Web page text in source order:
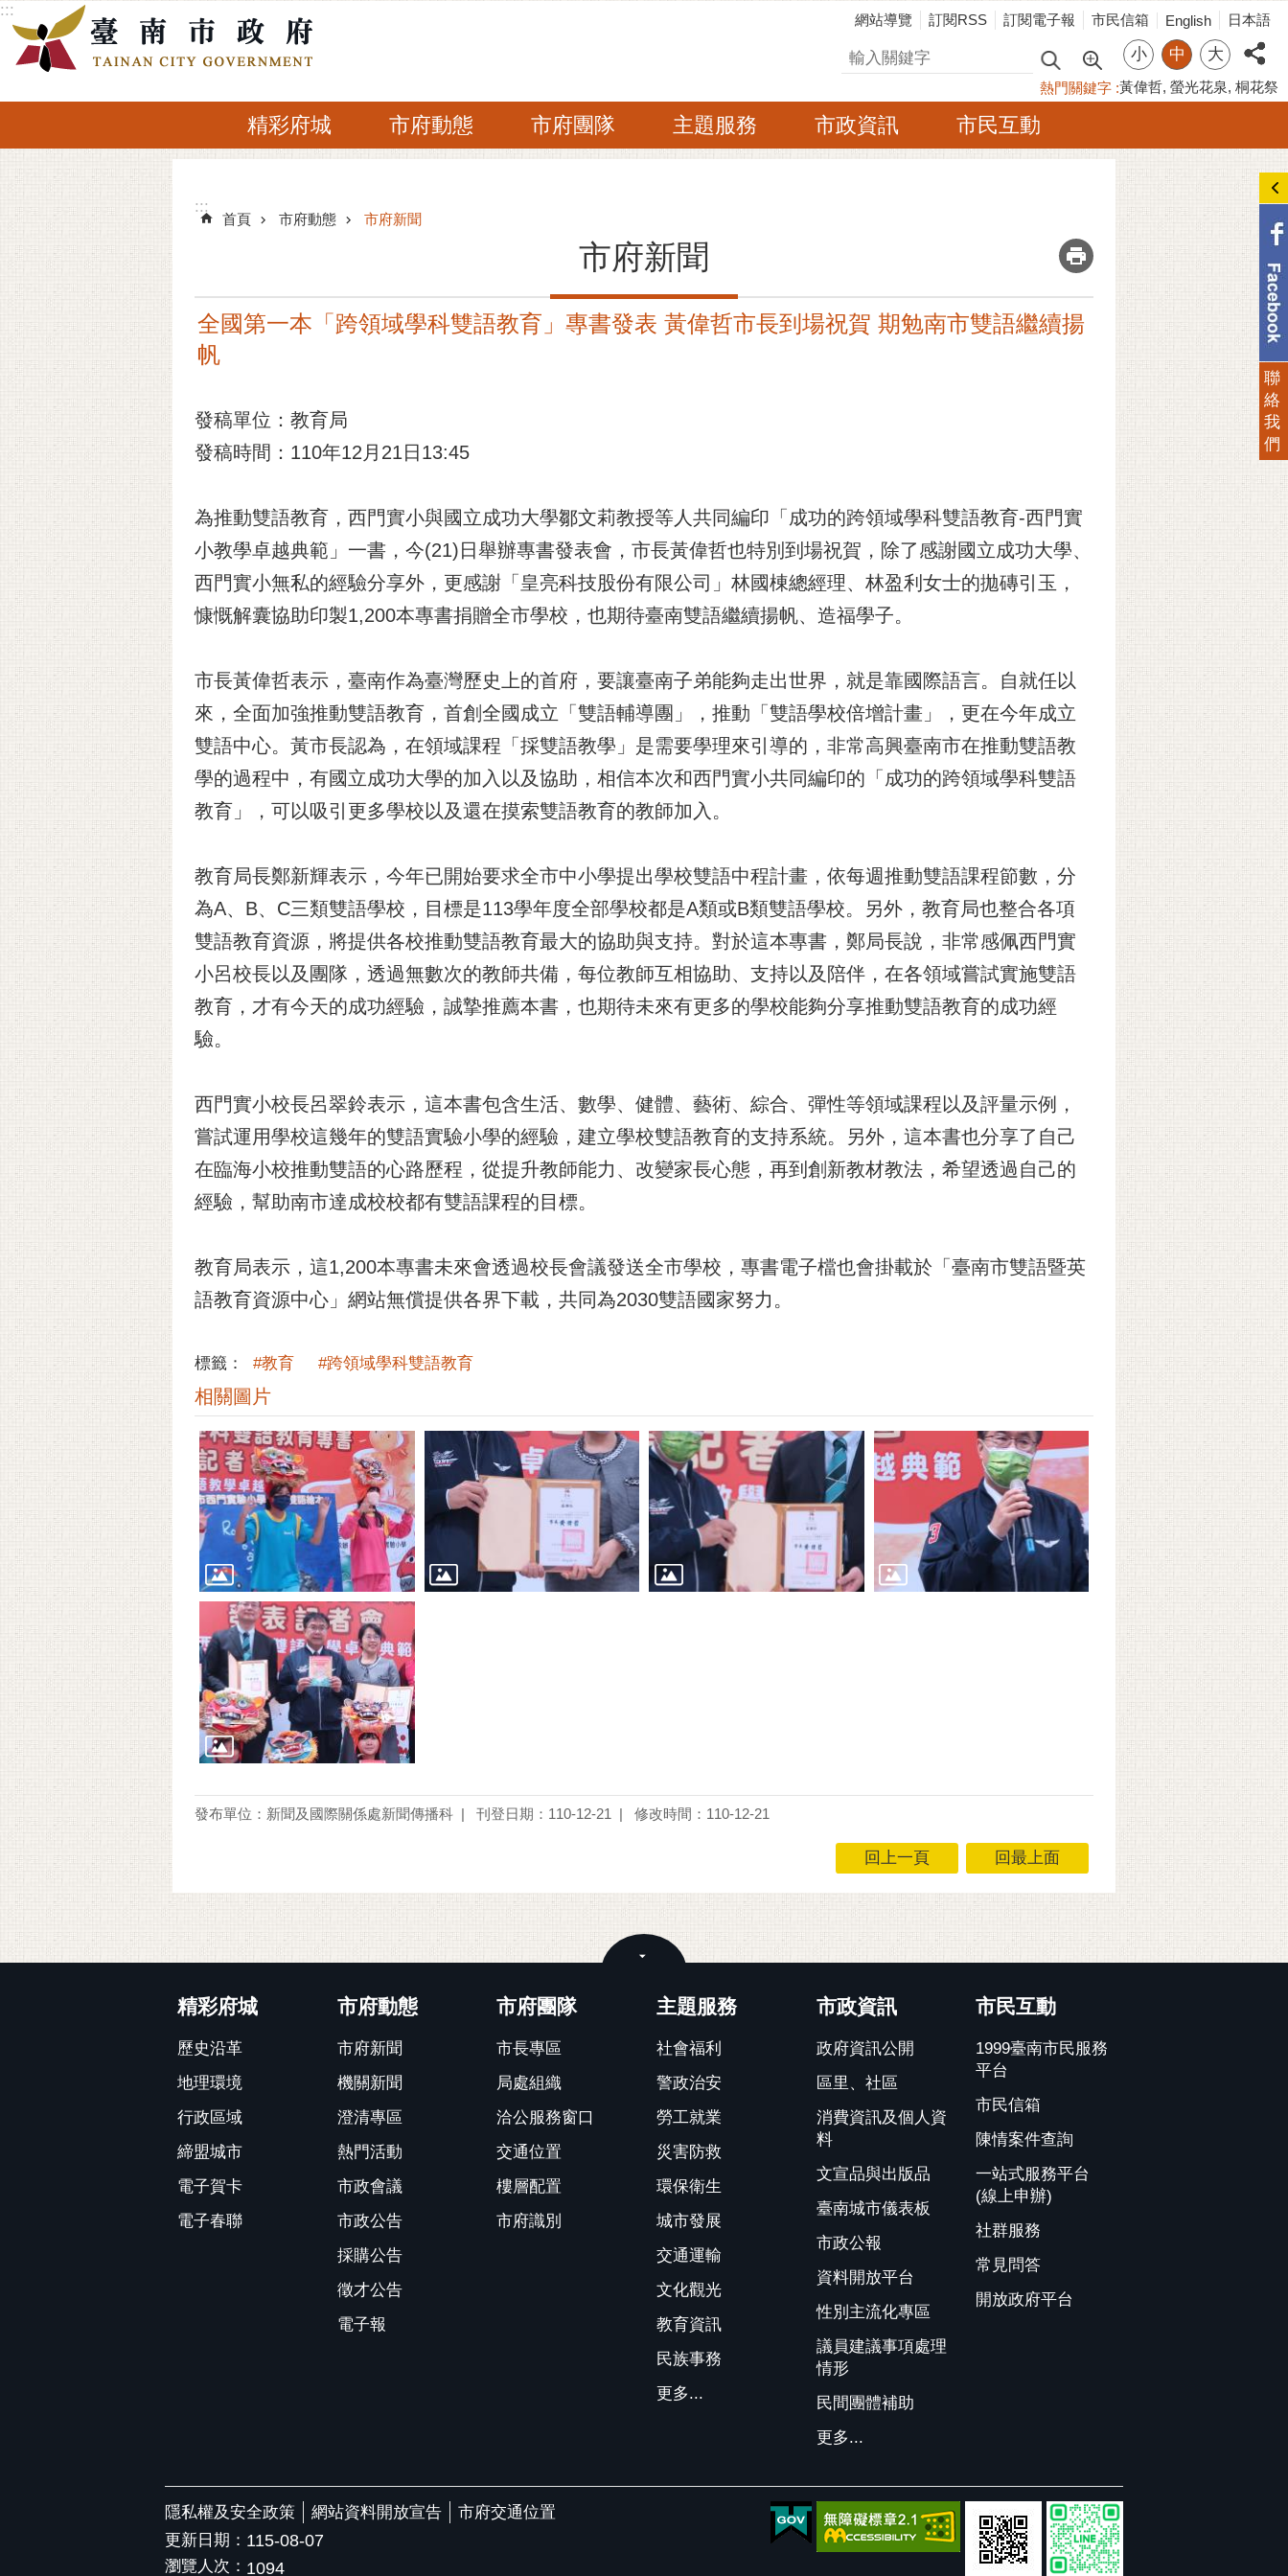
跳到主要內容區塊
:::
網站導覽 訂閱RSS 訂閱電子報 市民信箱 English 日本語
搜尋 小 中 大
熱門關鍵字 黃偉哲 螢光花泉 桐花祭
精彩府城 市府動態 市府團隊 主題服務 市政資訊 市民互動
:::
:::
首頁 市府動態 市府新聞
市府新聞 _
全國第一本「跨領域學科雙語教育」專書發表 黃偉哲市長到場祝賀 期勉南市雙語繼續揚
帆
發稿單位：教育局
發稿時間：110年12月21日13:45
為推動雙語教育，西門實小與國立成功大學鄒文莉教授等人共同編印「成功的跨領域學科雙語教育-西門實
小教學卓越典範」一書，今(21)日舉辦專書發表會，市長黃偉哲也特別到場祝賀，除了感謝國立成功大學、
西門實小無私的經驗分享外，更感謝「皇亮科技股份有限公司」林國棟總經理、林盈利女士的拋磚引玉，
慷慨解囊協助印製1,200本專書捐贈全市學校，也期待臺南雙語繼續揚帆、造福學子。
市長黃偉哲表示，臺南作為臺灣歷史上的首府，要讓臺南子弟能夠走出世界，就是靠國際語言。自就任以
來，全面加強推動雙語教育，首創全國成立「雙語輔導團」，推動「雙語學校倍增計畫」，更在今年成立
雙語中心。黃市長認為，在領域課程「採雙語教學」是需要學理來引導的，非常高興臺南市在推動雙語教
學的過程中，有國立成功大學的加入以及協助，相信本次和西門實小共同編印的「成功的跨領域學科雙語
教育」，可以吸引更多學校以及還在摸索雙語教育的教師加入。
教育局長鄭新輝表示，今年已開始要求全市中小學提出學校雙語中程計畫，依每週推動雙語課程節數，分
為A、B、C三類雙語學校，目標是113學年度全部學校都是A類或B類雙語學校。另外，教育局也整合各項
雙語教育資源，將提供各校推動雙語教育最大的協助與支持。對於這本專書，鄭局長說，非常感佩西門實
小呂校長以及團隊，透過無數次的教師共備，每位教師互相協助、支持以及陪伴，在各領域嘗試實施雙語
教育，才有今天的成功經驗，誠摯推薦本書，也期待未來有更多的學校能夠分享推動雙語教育的成功經
驗。
西門實小校長呂翠鈴表示，這本書包含生活、數學、健體、藝術、綜合、彈性等領域課程以及評量示例，
嘗試運用學校這幾年的雙語實驗小學的經驗，建立學校雙語教育的支持系統。另外，這本書也分享了自己
在臨海小校推動雙語的心路歷程，從提升教師能力、改變家長心態，再到創新教材教法，希望透過自己的
經驗，幫助南市達成校校都有雙語課程的目標。
教育局表示，這1,200本專書未來會透過校長會議發送全市學校，專書電子檔也會掛載於「臺南市雙語暨英
語教育資源中心」網站無償提供各界下載，共同為2030雙語國家努力。
標籤： #教育 #跨領域學科雙語教育
相關圖片
發布單位：新聞及國際關係處新聞傳播科 刊登日期：110-12-21 修改時間：110-12-21
回上一頁 回最上面
精彩府城
歷史沿革
地理環境
行政區域
締盟城市
電子賀卡
電子春聯
市府動態
市府新聞
機關新聞
澄清專區
熱門活動
市政會議
市政公告
採購公告
徵才公告
電子報
市府團隊
市長專區
局處組織
洽公服務窗口
交通位置
樓層配置
市府識別
主題服務
社會福利
警政治安
勞工就業
災害防救
環保衛生
城市發展
交通運輸
文化觀光
教育資訊
民族事務
更多...
市政資訊
政府資訊公開
區里、社區
消費資訊及個人資
料
文宣品與出版品
臺南城市儀表板
市政公報
資料開放平台
性別主流化專區
議員建議事項處理
情形
民間團體補助
更多...
市民互動
1999臺南市民服務
平台
市民信箱
陳情案件查詢
一站式服務平台
(線上申辦)
社群服務
常見問答
開放政府平台
隱私權及安全政策 網站資料開放宣告
市府交通位置
更新日期： 115-08-07
瀏覽人次： 1094
聯
絡
我
們